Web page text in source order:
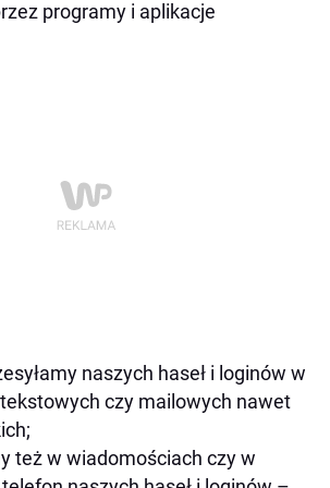
programy i aplikacje
naszych haseł i loginów w
czy mailowych nawet
w wiadomościach czy w